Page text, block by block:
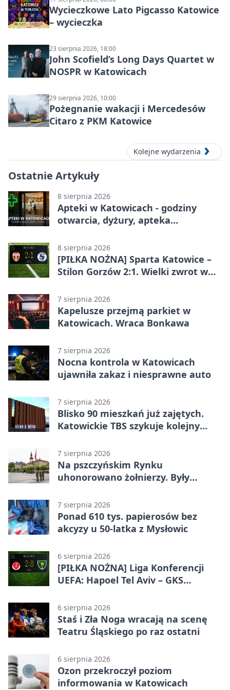
Wycieczkowe Lato Pigcasso Katowice
– wycieczka
23 sierpnia 2026, 18:00
John Scofield’s Long Days Quartet w
NOSPR w Katowicach
29 sierpnia 2026, 10:00
Pożegnanie wakacji i Mercedesów
Citaro z PKM Katowice
Kolejne wydarzenia
Ostatnie Artykuły
8 sierpnia 2026
Apteki w Katowicach - godziny
otwarcia, dyżury, apteka
8 sierpnia 2026
[PIŁKA NOŻNA] Sparta Katowice –
Stilon Gorzów 2:1. Wielki zwrot w
7 sierpnia 2026
Kapelusze przejmą parkiet w
Katowicach. Wraca Bonkawa
7 sierpnia 2026
Nocna kontrola w Katowicach
ujawniła zakaz i niesprawne auto
7 sierpnia 2026
Blisko 90 mieszkań już zajętych.
Katowickie TBS szykuje kolejny
7 sierpnia 2026
Na pszczyńskim Rynku
uhonorowano żołnierzy. Były
7 sierpnia 2026
Ponad 610 tys. papierosów bez
akcyzy u 50-latka z Mysłowic
6 sierpnia 2026
[PIŁKA NOŻNA] Liga Konferencji
UEFA: Hapoel Tel Aviv – GKS
rundy kwalifikacyjnej
6 sierpnia 2026
Staś i Zła Noga wracają na scenę
Teatru Śląskiego po raz ostatni
6 sierpnia 2026
Ozon przekroczył poziom
informowania w Katowicach